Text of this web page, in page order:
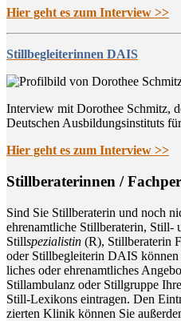
Hier geht es zum Interview >>
Stillbegleiterinnen DAIS
Interview mit Dorothee Schmitz,
Deutschen Ausbildungsinstituts
Hier geht es zum Interview >>
Still­be­ra­te­rin­nen /
Sind Sie Still­be­ra­te­rin und noch
ehren­amt­li­che Still­be­ra­te­rin,
Stillspe­zia­lis­tin (R), Still­be­ra­te­rin
oder Still­be­glei­te­rin DAIS
li­ches oder ehren­amt­li­ches
Still­am­bu­lanz oder Still­grup­pe
Still-Lexi­kons ein­tra­gen. Den
zier­ten Kli­nik kön­nen Sie